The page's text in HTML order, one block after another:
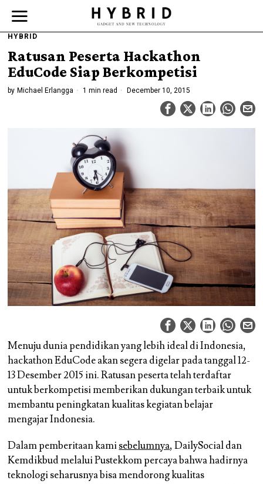
HYBRID
Ratusan Peserta Hackathon
EduCode Siap Berkompetisi
by Michael Erlangga 1 min read December 10, 2015
Menuju dunia pendidikan yang lebih ideal di Indonesia,
hackathon EduCode akan segera digelar pada tanggal 12-
13 Desember 2015 ini. Ratusan peserta telah terdaftar
untuk berkompetisi memberikan dukungan terbaik untuk
membantu peningkatan kualitas kegiatan belajar
mengajar Indonesia.
Dalam pemberitaan kamisebelumnya, DailySocial dan
Kemdikbud melalui Pustekkom percaya bahwa hadirnya
teknologi seharusnya bisa mendorong kualitas